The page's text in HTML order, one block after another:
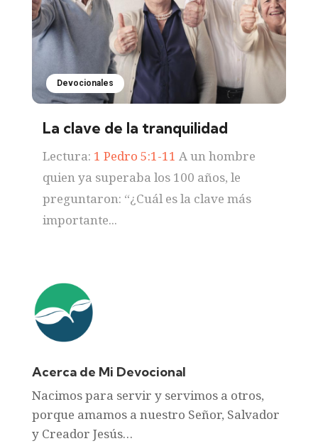
Devocionales
La clave de la tranquilidad
Lectura: 1 Pedro 5:1-11 A un hombre
quien ya superaba los 100 años, le
preguntaron: “¿Cuál es la clave más
importante...
Acerca de Mi Devocional
Nacimos para servir y servimos a otros,
porque amamos a nuestro Señor, Salvador
y Creador Jesús…